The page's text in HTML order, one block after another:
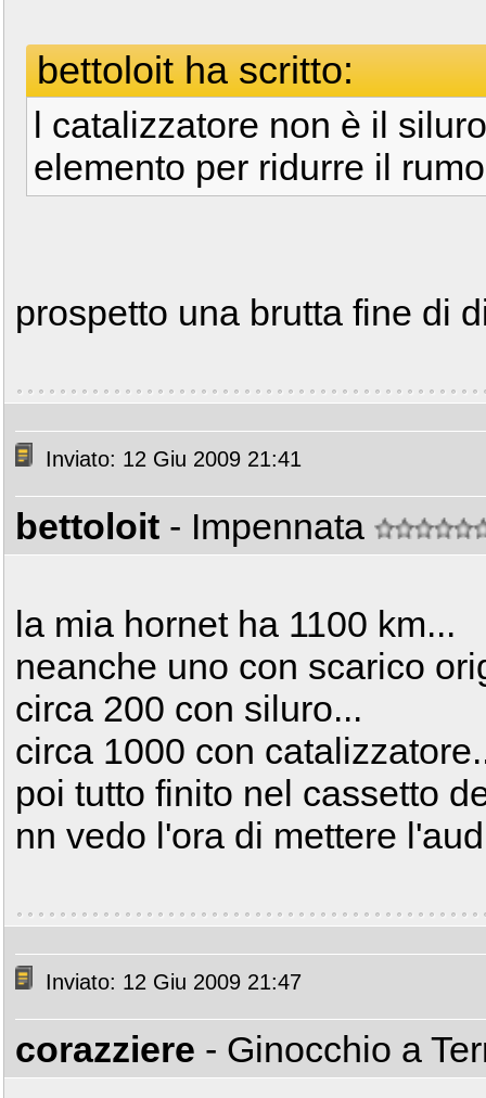
bettoloit ha scritto:
l catalizzatore non è il
elemento per ridurre il
prospetto una brutta fine di
Inviato: 12 Giu 2009 21:41
bettoloit - Impennata
la mia hornet ha 1100 km...
neanche uno con scarico
circa 200 con siluro...
circa 1000 con
poi tutto finito nel cassetto
nn vedo l'ora di mettere
Inviato: 12 Giu 2009 21:47
corazziere - Ginocchio a